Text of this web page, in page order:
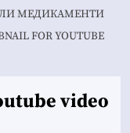
МЕДИКАМЕНТИ
FOR YOUTUBE
video